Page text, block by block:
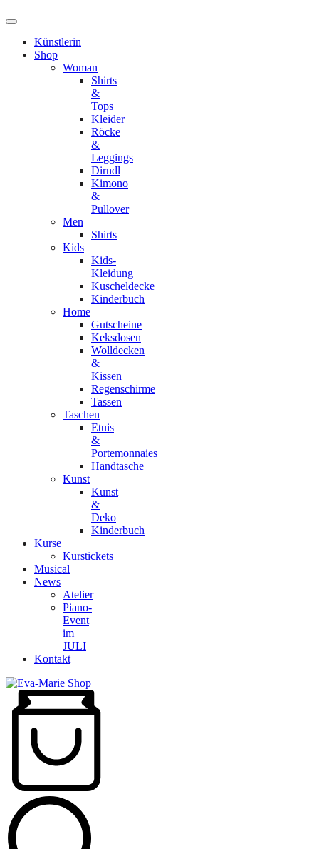
Künstlerin
Shop
Woman
Shirts
&
Tops
Kleider
Röcke
&
Leggings
Dirndl
Kimono
&
Pullover
Men
Shirts
Kids
Kids-
Kleidung
Kuscheldecke
Kinderbuch
Home
Gutscheine
Keksdosen
Wolldecken
&
Kissen
Regenschirme
Tassen
Taschen
Etuis
&
Portemonnaies
Handtasche
Kunst
Kunst
&
Deko
Kinderbuch
Kurse
Kurstickets
Musical
News
Atelier
Piano-
Event
im
JULI
Kontakt